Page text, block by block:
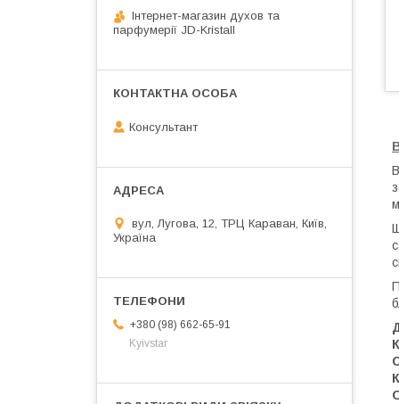
Інтернет-магазин духов та
парфумерії JD-Kristall
Консультант
вул, Лугова, 12, ТРЦ Караван, Київ,
Україна
+380 (98) 662-65-91
Kyivstar